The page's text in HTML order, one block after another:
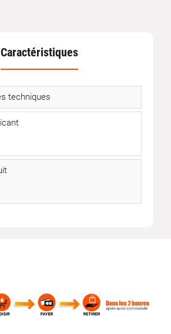
Caractéristiques
techniques